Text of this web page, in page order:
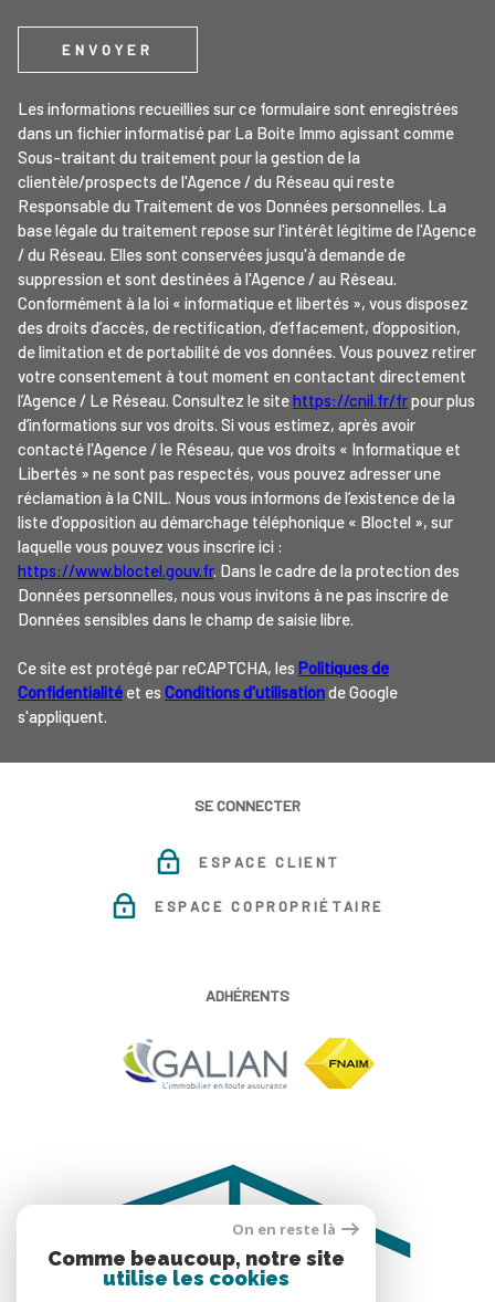
ENVOYER
Les informations recueillies sur ce formulaire sont enregistrées
dans un fichier informatisé par La Boite Immo agissant comme
Sous-traitant du traitement pour la gestion de la
clientèle/prospects de l'Agence / du Réseau qui reste
Responsable du Traitement de vos Données personnelles. La
base légale du traitement repose sur l'intérêt légitime de l'Agence
/ du Réseau. Elles sont conservées jusqu'à demande de
suppression et sont destinées à l'Agence / au Réseau.
Conformément à la loi « informatique et libertés », vous disposez
des droits d’accès, de rectification, d’effacement, d’opposition,
de limitation et de portabilité de vos données. Vous pouvez retirer
votre consentement à tout moment en contactant directement
l’Agence / Le Réseau. Consultez le sitehttps://cnil.fr/frpour plus
d’informations sur vos droits. Si vous estimez, après avoir
contacté l'Agence / le Réseau, que vos droits « Informatique et
Libertés » ne sont pas respectés, vous pouvez adresser une
réclamation à la CNIL. Nous vous informons de l’existence de la
liste d'opposition au démarchage téléphonique « Bloctel », sur
laquelle vous pouvez vous inscrire ici :
https://www.bloctel.gouv.fr. Dans le cadre de la protection des
Données personnelles, nous vous invitons à ne pas inscrire de
Données sensibles dans le champ de saisie libre.
Ce site est protégé par reCAPTCHA, les Politiques de
Confidentialité et es Conditions d'utilisationde Google
s'appliquent.
SE CONNECTER
ESPACE CLIENT
ESPACE COPROPRIÉTAIRE
ADHÉRENTS
On en reste là
Comme beaucoup, notre site
utilise les cookies